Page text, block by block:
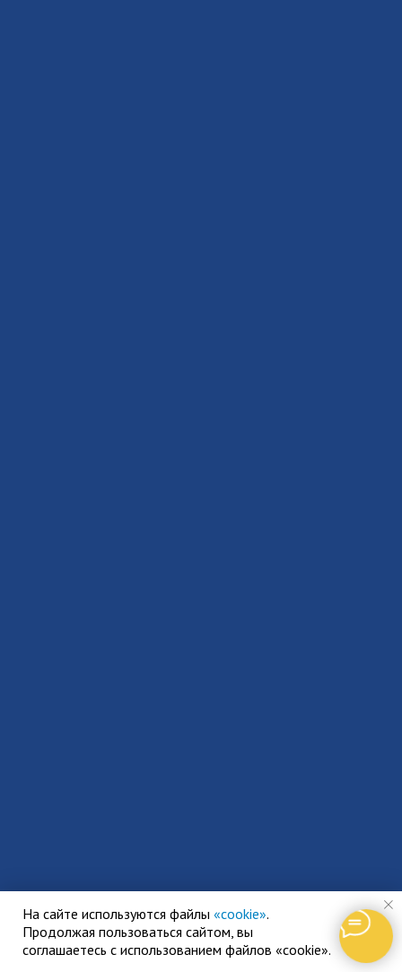
На сайте используются файлы «cookie».
Продолжая пользоваться сайтом, вы
соглашаетесь с использованием файлов «cookie».